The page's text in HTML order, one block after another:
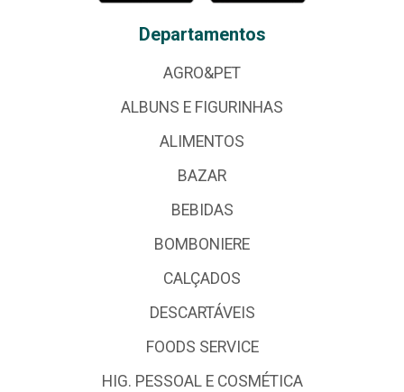
Departamentos
AGRO&PET
ALBUNS E FIGURINHAS
ALIMENTOS
BAZAR
BEBIDAS
BOMBONIERE
CALÇADOS
DESCARTÁVEIS
FOODS SERVICE
HIG. PESSOAL E COSMÉTICA